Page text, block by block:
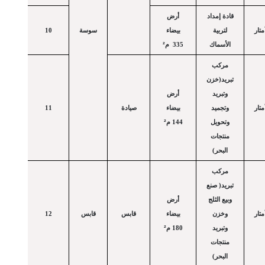
سوسة
قادة إمداد
لتربية
الأسماك
أرض
بيضاء
335 م ²
10
مركب
تبريد(خزن
وتبريد
وتجميد
وتحويل
منتجات
البحر)
أرض
بيضاء
144 م ²
صيادة 11
مركب
تبريد( صنع
وبيع الثلج
وخزن
وتبريد
منتجات
البحر)
أرض
بيضاء
180 م ²
قابس قابس 12